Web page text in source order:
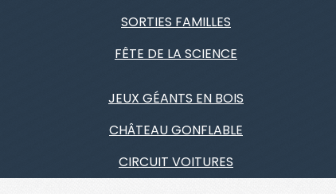
SORTIES FAMILLES
FÊTE DE LA SCIENCE
JEUX GÉANTS EN BOIS
CHÂTEAU GONFLABLE
CIRCUIT VOITURES